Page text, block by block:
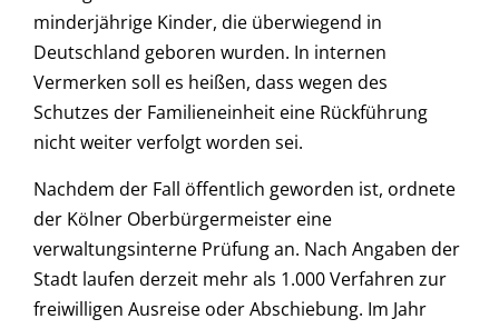
minderjährige Kinder, die überwiegend in
Deutschland geboren wurden. In internen
Vermerken soll es heißen, dass wegen des
Schutzes der Familieneinheit eine Rückführung
nicht weiter verfolgt worden sei.
Nachdem der Fall öffentlich geworden ist, ordnete
der Kölner Oberbürgermeister eine
verwaltungsinterne Prüfung an. Nach Angaben der
Stadt laufen derzeit mehr als 1.000 Verfahren zur
freiwilligen Ausreise oder Abschiebung. Im Jahr